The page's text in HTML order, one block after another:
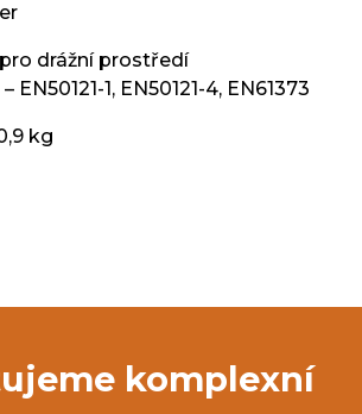
drážní prostředí
EN50121-1, EN50121-4, EN61373
kg
komplexní